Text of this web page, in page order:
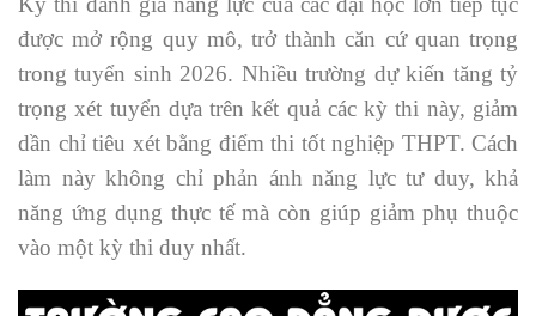
được mở rộng quy mô, trở thành căn cứ quan trọng
trong tuyển sinh 2026. Nhiều trường dự kiến tăng tỷ
trọng xét tuyển dựa trên kết quả các kỳ thi này, giảm
dần chỉ tiêu xét bằng điểm thi tốt nghiệp THPT. Cách
làm này không chỉ phản ánh năng lực tư duy, khả
năng ứng dụng thực tế mà còn giúp giảm phụ thuộc
vào một kỳ thi duy nhất.